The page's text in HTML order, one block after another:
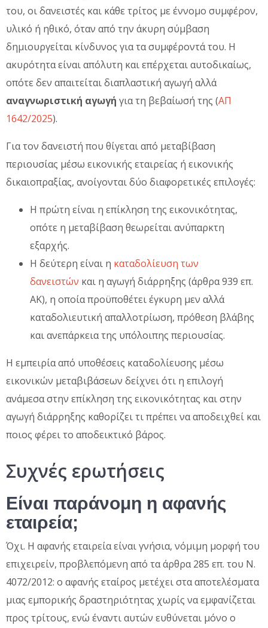
του, οι δανειστές και κάθε τρίτος με έννομο συμφέρον,
υλικό ή ηθικό, όταν από την άκυρη σύμβαση
δημιουργείται κίνδυνος για τα συμφέροντά του. Η
ακυρότητα είναι απόλυτη και επέρχεται αυτοδικαίως,
οπότε δεν απαιτείται διαπλαστική αγωγή αλλά
αναγνωριστική αγωγή για τη βεβαίωσή της (ΑΠ
1642/2025).
Για τον δανειστή που θίγεται από μεταβίβαση
περιουσίας μέσω εικονικής εταιρείας ή εικονικής
δικαιοπραξίας, ανοίγονται δύο διαφορετικές επιλογές:
Η πρώτη είναι η επίκληση της εικονικότητας,
οπότε η μεταβίβαση θεωρείται ανύπαρκτη
εξαρχής.
Η δεύτερη είναι η καταδολίευση των
δανειστών και η αγωγή διάρρηξης (άρθρα 939 επ.
ΑΚ), η οποία προϋποθέτει έγκυρη μεν αλλά
καταδολιευτική απαλλοτρίωση, πρόθεση βλάβης
και ανεπάρκεια της υπόλοιπης περιουσίας.
Η εμπειρία από υποθέσεις καταδολίευσης μέσω
εικονικών μεταβιβάσεων δείχνει ότι η επιλογή
ανάμεσα στην επίκληση της εικονικότητας και στην
αγωγή διάρρηξης καθορίζει τι πρέπει να αποδειχθεί και
ποιος φέρει το αποδεικτικό βάρος.
Συχνές ερωτήσεις
Είναι παράνομη η αφανής
εταιρεία;
Όχι. Η αφανής εταιρεία είναι γνήσια, νόμιμη μορφή του
επιχειρείν, προβλεπόμενη από τα άρθρα 285 επ. του Ν.
4072/2012: ο αφανής εταίρος μετέχει στα αποτελέσματα
μιας εμπορικής δραστηριότητας χωρίς να εμφανίζεται
προς τρίτους, ενώ έναντι αυτών ευθύνεται μόνο ο